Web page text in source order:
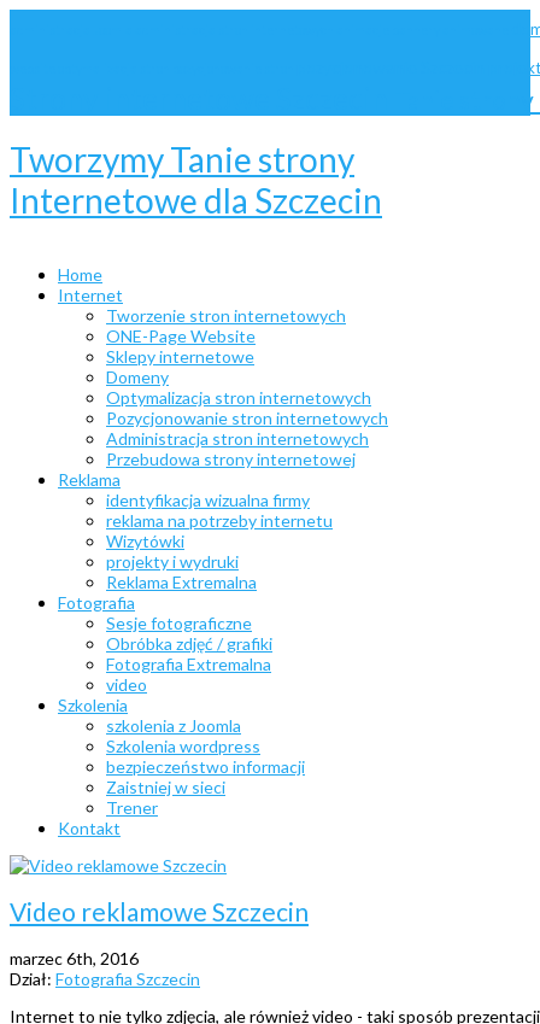
Tanie
Tworzymy Tanie strony
Internetowe dla Szczecin
Home
Internet
Tworzenie stron internetowych
ONE-Page Website
Sklepy internetowe
Domeny
Optymalizacja stron internetowych
Pozycjonowanie stron internetowych
Administracja stron internetowych
Przebudowa strony internetowej
Reklama
identyfikacja wizualna firmy
reklama na potrzeby internetu
Wizytówki
projekty i wydruki
Reklama Extremalna
Fotografia
Sesje fotograficzne
Obróbka zdjęć / grafiki
Fotografia Extremalna
video
Szkolenia
szkolenia z Joomla
Szkolenia wordpress
bezpieczeństwo informacji
Zaistniej w sieci
Trener
Kontakt
Video reklamowe Szczecin
marzec 6th, 2016
Dział: Fotografia Szczecin
Internet to nie tylko zdjęcia, ale również video - taki sposób